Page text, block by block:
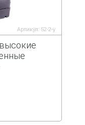
Артикул: 52-2-у